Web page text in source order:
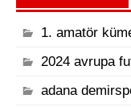
1. amatör
2024 avrupa
adana